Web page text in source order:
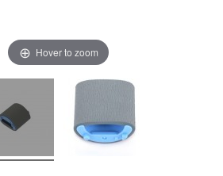
Hover to zoom